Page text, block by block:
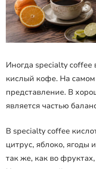
Иногда specialty coffee
кислый кофе. На
представление. В
является частью
В specialty coffee
цитрус, яблоко, ягоды
так же, как во